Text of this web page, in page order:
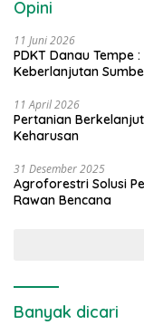
Opini
11 Juni 2026
PDKT Danau Tempe
Keberlanjutan
11 April 2026
Pertanian
Keharusan
31 Desember 2025
Agroforestri Solusi
Rawan Bencana
Banyak dicari